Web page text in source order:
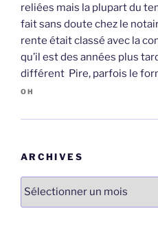
reliées mais la plupart du
fait sans doute chez le
rente était classé avec la
qu’il est des années plus
différent Pire, parfois le
OH
ARCHIVES
Archives